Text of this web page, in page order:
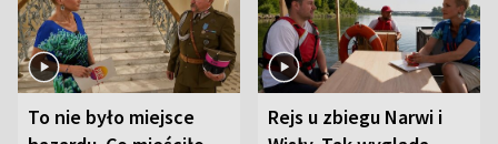
To nie było miejsce
Rejs u zbiegu Narwi i